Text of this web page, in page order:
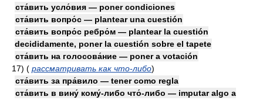
ста́вить усло́вия — poner condiciones
ста́вить вопро́с — plantear una cuestión
ста́вить вопро́с ребро́м — plantear la cuestión
decididamente, poner la cuestión sobre el tapete
ста́вить на голосова́ние — poner a votación
17) ( рассматривать как что-либо)
ста́вить за пра́вило — tener como regla
ста́вить в вину́ кому́-либо что́-либо — imputar algo a